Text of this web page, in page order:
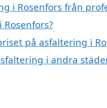
i Rosenfors från
på asfaltering i
i andra